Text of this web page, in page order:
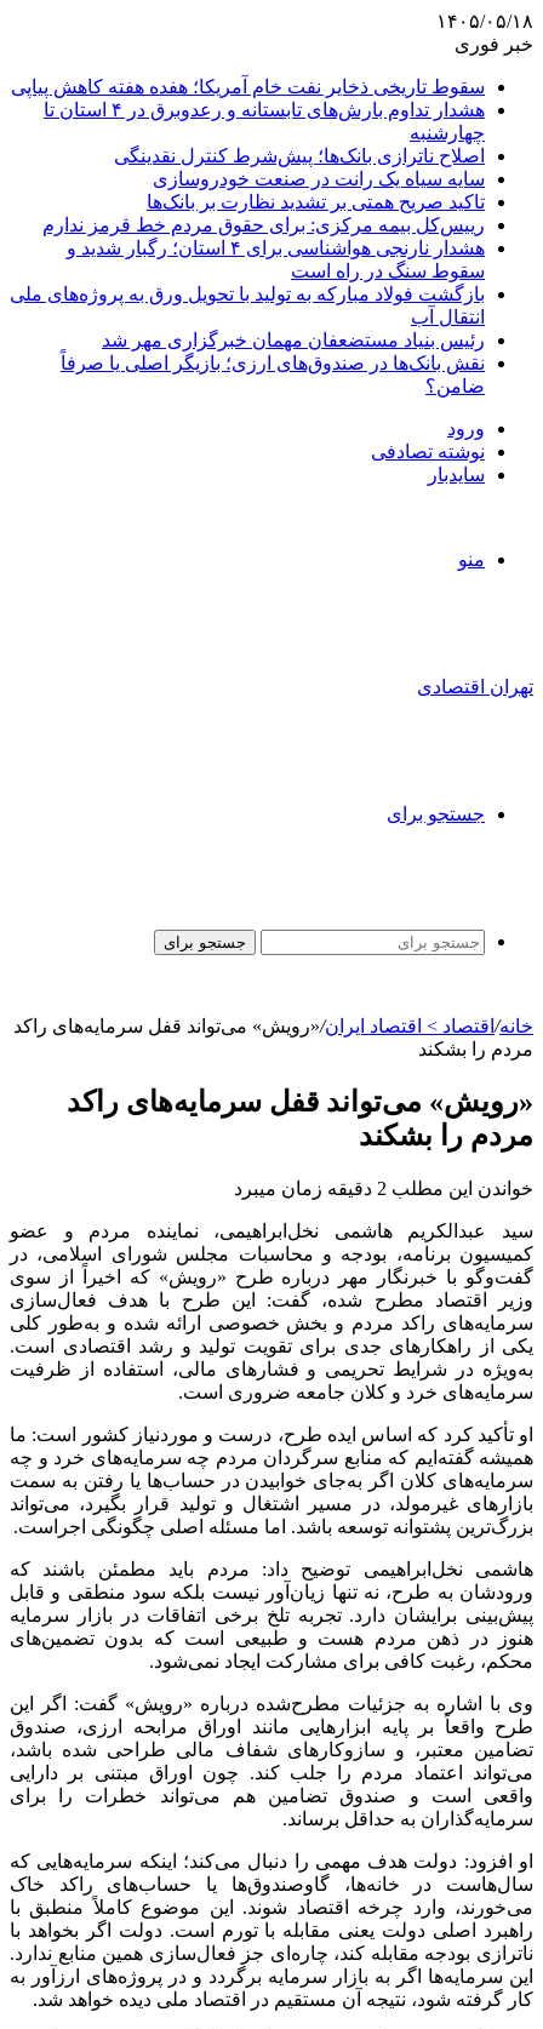
۱۴۰۵/۰۵/۱۸
خبر فوری
سقوط تاریخی ذخایر نفت خام آمریکا؛ هفده هفته کاهش پیاپی
هشدار تداوم بارش‌های تابستانه و رعدوبرق در ۴ استان تا
چهارشنبه
اصلاح ناترازی بانک‌ها؛ پیش‌شرط کنترل نقدینگی
سایه سیاه یک رانت در صنعت خودروسازی
تاکید صریح همتی بر تشدید نظارت بر بانک‌ها
رییس‌کل بیمه مرکزی: برای حقوق مردم خط قرمز ندارم
هشدار نارنجی هواشناسی برای ۴ استان؛ رگبار شدید و
سقوط سنگ در راه است
بازگشت فولاد مبارکه به تولید با تحویل ورق به پروژه‌های ملی
انتقال آب
رئیس بنیاد مستضعفان مهمان خبرگزاری مهر شد
نقش بانک‌ها در صندوق‌های ارزی؛ بازیگر اصلی یا صرفاً
ضامن؟
ورود
نوشته تصادفی
سایدبار
منو
تهران اقتصادی
جستجو برای
جستجو برای
خانه/ اقتصاد > اقتصاد ایران/«رویش» می‌تواند قفل سرمایه‌های راکد
مردم را بشکند
«رویش» می‌تواند قفل سرمایه‌های راکد
مردم را بشکند
خواندن این مطلب 2 دقیقه زمان میبرد
سید عبدالکریم هاشمی نخل‌ابراهیمی، نماینده مردم و عضو
کمیسیون برنامه، بودجه و محاسبات مجلس شورای اسلامی، در
گفت‌وگو با خبرنگار مهر درباره طرح «رویش» که اخیراً از سوی
وزیر اقتصاد مطرح شده، گفت: این طرح با هدف فعال‌سازی
سرمایه‌های راکد مردم و بخش خصوصی ارائه شده و به‌طور کلی
یکی از راهکارهای جدی برای تقویت تولید و رشد اقتصادی است.
به‌ویژه در شرایط تحریمی و فشارهای مالی، استفاده از ظرفیت
سرمایه‌های خرد و کلان جامعه ضروری است.
او تأکید کرد که اساس ایده طرح، درست و موردنیاز کشور است: ما
همیشه گفته‌ایم که منابع سرگردان مردم چه سرمایه‌های خرد و چه
سرمایه‌های کلان اگر به‌جای خوابیدن در حساب‌ها یا رفتن به سمت
بازارهای غیرمولد، در مسیر اشتغال و تولید قرار بگیرد، می‌تواند
بزرگ‌ترین پشتوانه توسعه باشد. اما مسئله اصلی چگونگی اجراست.
هاشمی نخل‌ابراهیمی توضیح داد: مردم باید مطمئن باشند که
ورودشان به طرح، نه تنها زیان‌آور نیست بلکه سود منطقی و قابل
پیش‌بینی برایشان دارد. تجربه تلخ برخی اتفاقات در بازار سرمایه
هنوز در ذهن مردم هست و طبیعی است که بدون تضمین‌های
محکم، رغبت کافی برای مشارکت ایجاد نمی‌شود.
وی با اشاره به جزئیات مطرح‌شده درباره «رویش» گفت: اگر این
طرح واقعاً بر پایه ابزارهایی مانند اوراق مرابحه ارزی، صندوق
تضامین معتبر، و سازوکارهای شفاف مالی طراحی شده باشد،
می‌تواند اعتماد مردم را جلب کند. چون اوراق مبتنی بر دارایی
واقعی است و صندوق تضامین هم می‌تواند خطرات را برای
سرمایه‌گذاران به حداقل برساند.
او افزود: دولت هدف مهمی را دنبال می‌کند؛ اینکه سرمایه‌هایی که
سال‌هاست در خانه‌ها، گاوصندوق‌ها یا حساب‌های راکد خاک
می‌خورند، وارد چرخه اقتصاد شوند. این موضوع کاملاً منطبق با
راهبرد اصلی دولت یعنی مقابله با تورم است. دولت اگر بخواهد با
ناترازی بودجه مقابله کند، چاره‌ای جز فعال‌سازی همین منابع ندارد.
این سرمایه‌ها اگر به بازار سرمایه برگردد و در پروژه‌های ارزآور به
کار گرفته شود، نتیجه آن مستقیم در اقتصاد ملی دیده خواهد شد.